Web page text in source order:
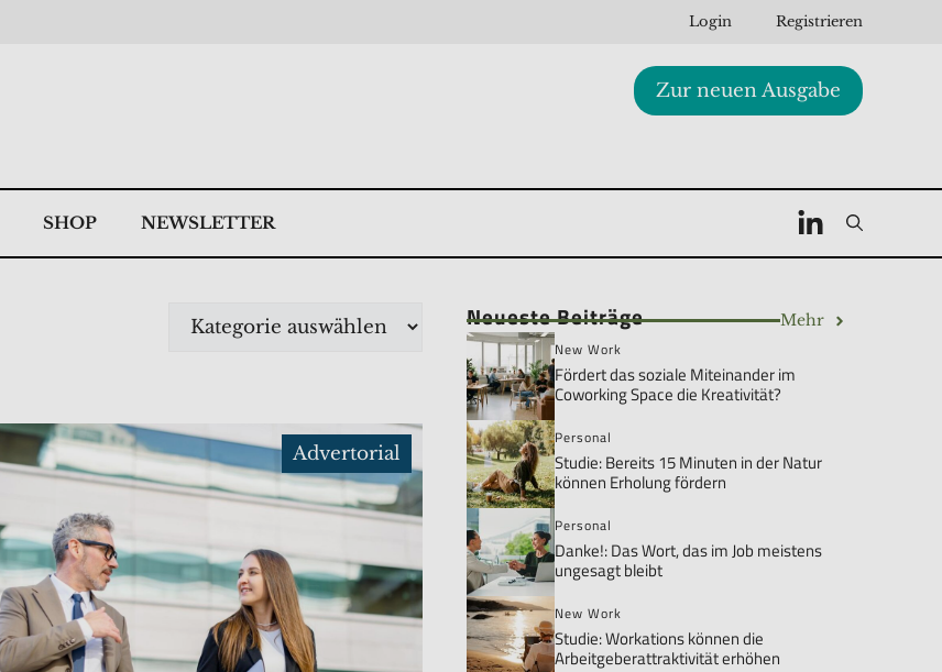
Login Registrieren
Zur neuen Ausgabe
SHOP NEWSLETTER
Kategorien
Advertorial
Neueste Beiträge Mehr
New Work
Fördert das soziale Miteinander im
Coworking Space die Kreativität?
Personal
Studie: Bereits 15 Minuten in der Natur
können Erholung fördern
Personal
Danke!: Das Wort, das im Job meistens
ungesagt bleibt
New Work
Studie: Workations können die
Arbeitgeberattraktivität erhöhen